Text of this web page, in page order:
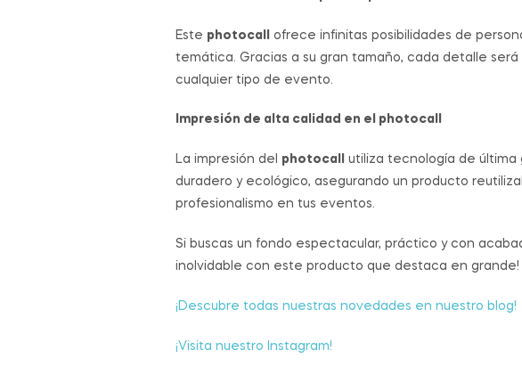
Este photocall
ofrece infinitas posibilidades de
temática. Gracias a su gran tamaño, cada detalle
cualquier tipo de evento.
Impresión de alta calidad en el photocall
La impresión del photocall utiliza tecnología de última
duradero y ecológico, asegurando un producto
profesionalismo en tus eventos.
Si buscas un fondo espectacular, práctico y con
inolvidable con este producto que destaca en grande!
¡Descubre todas nuestras novedades en nuestro blog!
¡Visita nuestro Instagram!